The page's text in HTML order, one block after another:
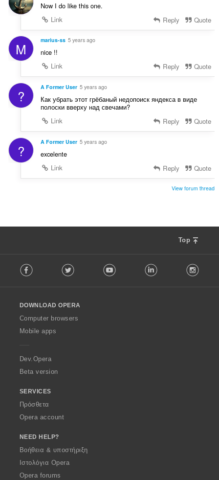
Now I do like this one.
Link
Reply Quote
M marius-ss 5 years ago
nice !!
Link
Reply Quote
? A Former User 5 years ago
Как убрать этот грёбаный недопоиск яндекса в виде
полоски вверху над свечами?
Link
Reply Quote
? A Former User 5 years ago
excelente
Link
Reply Quote
View forum thread
Top
o
w
O
p
a
Facebook Twitter Youtube LinkedIn
DOWNLOAD OPERA
Computer browsers
Mobile apps
Dev.Opera
Beta version
SERVICES
Πρόσθετα
Opera account
NEED HELP?
Βοήθεια & υποστήριξη
Ιστολόγια Opera
Opera forums